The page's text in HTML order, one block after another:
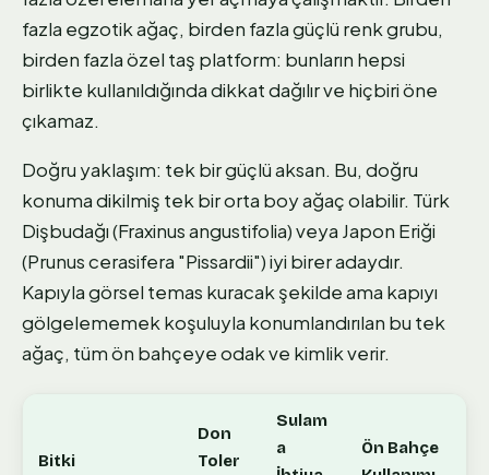
fazla egzotik ağaç, birden fazla güçlü renk grubu,
birden fazla özel taş platform: bunların hepsi
birlikte kullanıldığında dikkat dağılır ve hiçbiri öne
çıkamaz.
Doğru yaklaşım: tek bir güçlü aksan. Bu, doğru
konuma dikilmiş tek bir orta boy ağaç olabilir. Türk
Dişbudağı (Fraxinus angustifolia) veya Japon Eriği
(Prunus cerasifera "Pissardii") iyi birer adaydır.
Kapıyla görsel temas kuracak şekilde ama kapıyı
gölgelememek koşuluyla konumlandırılan bu tek
ağaç, tüm ön bahçeye odak ve kimlik verir.
Bitki
Don
Toler
Sulam
a
Ön Bahçe